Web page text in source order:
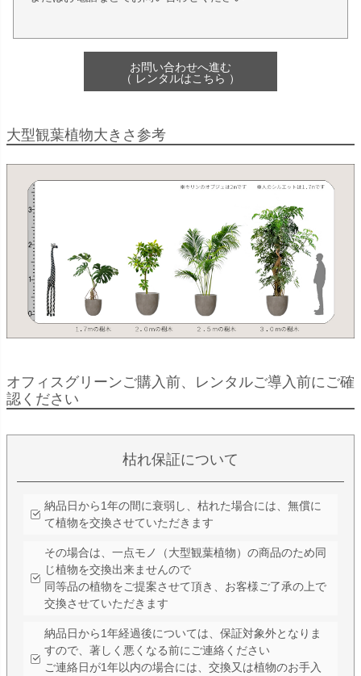
お問い合わせへ進む
（ レンタルはこちら ）
大型観葉植物大きさ参考
オフィスグリーンご購入前、レンタルご導入前にご確
認ください
枯れ保証について
納品日から1年の間に衰弱し、枯れた場合には、無償に
て植物を交換させていただきます
その場合は、一点モノ（大型観葉植物）の商品のため同
じ植物を交換出来ませんので
同等品の植物をご提案させて頂き、お客様ご了承の上で
交換させていただきます
納品日から1年経過後については、保証対象外となりま
すので、著しく悪くなる前にご連絡ください
ご連絡日が1年以内の場合には、交換又は植物のお手入